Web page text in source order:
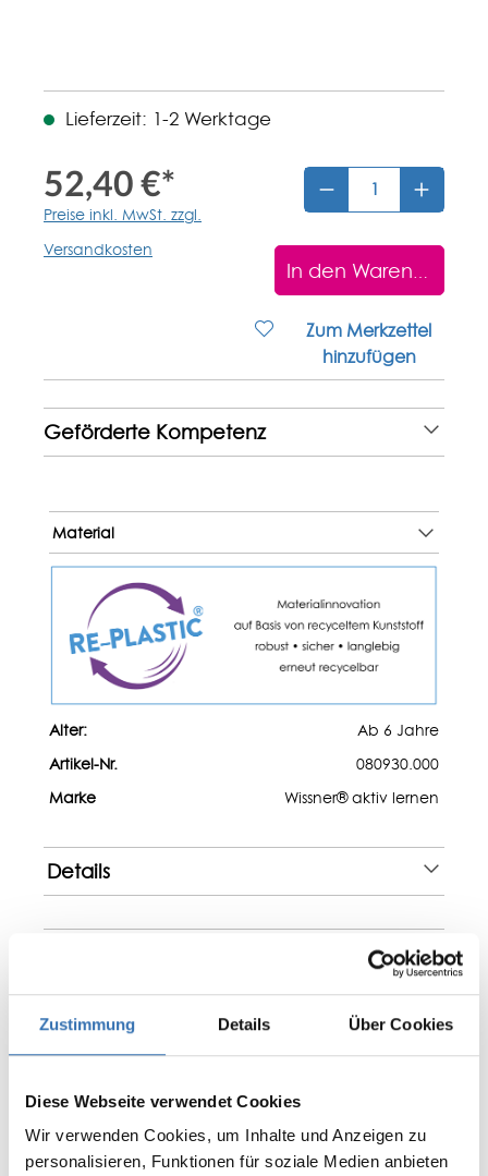
Zustimmung Details Über Cookies
Diese Webseite verwendet Cookies
Wir verwenden Cookies, um Inhalte und Anzeigen zu
personalisieren, Funktionen für soziale Medien anbieten
Lieferzeit: 1-2 Werktage
52,40 €*
Preise inkl. MwSt. zzgl.
Versandkosten
In den Warenkorb
Zum Merkzettel
hinzufügen
Geförderte Kompetenz
Material
Alter:
Ab 6 Jahre
Artikel-Nr.
080930.000
Marke
Wissner® aktiv lernen
Details